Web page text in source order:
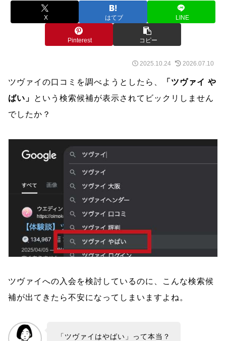
X はてブ LINE
Pinterest コピー
2025.10.24 2026.07.10
ツヴァイの口コミを調べようとしたら、
「ツヴァイ や
ばい」
という検索候補が表示されてビックリしません
でしたか？
ツヴァイへの入会を検討しているのに、こんな検索候
補が出てきたら不安になってしまいますよね。
「ツヴァイはやばい」って本当？